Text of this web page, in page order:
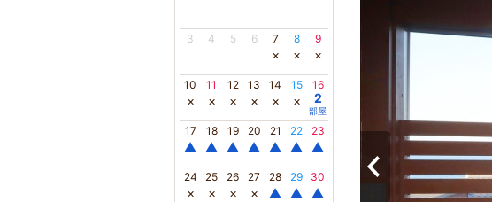
3 4 5 6 7
×
8
×
9
×
10
×
11
×
12
×
13
×
14
×
15
×
16
2
部屋
17
▲
18
▲
19
▲
20
▲
21
▲
22
▲
23
▲
24
×
25
×
26
×
27
×
28
▲
29
▲
30
▲